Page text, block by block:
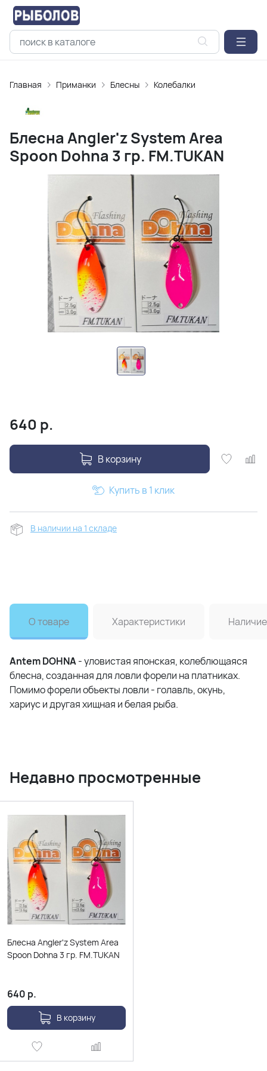
Главная Приманки Блесны Колебалки
Блесна Angler'z System Area
Spoon Dohna 3 гр. FM.TUKAN
640 р.
В корзину
Купить в 1 клик
В наличии на 1 складе
О товаре Характеристики Наличие
Antem DOHNA- уловистая японская, колеблющаяся
блесна, созданная для ловли форели на платниках.
Помимо форели объекты ловли - голавль, окунь,
хариус и другая хищная и белая рыба.
Недавно просмотренные
Блесна Angler'z System Area
Spoon Dohna 3 гр. FM.TUKAN
640 р.
В корзину